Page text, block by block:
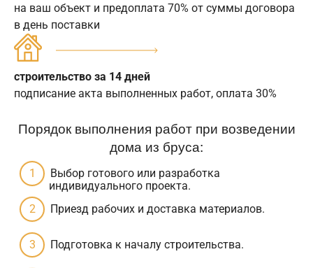
на ваш объект и предоплата 70% от суммы договора
в день поставки
строительство за 14 дней
подписание акта выполненных работ, оплата 30%
Порядок выполнения работ при возведении
дома из бруса:
Выбор готового или разработка
индивидуального проекта.
Приезд рабочих и доставка материалов.
Подготовка к началу строительства.